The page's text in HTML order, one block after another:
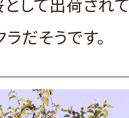
だそうです。